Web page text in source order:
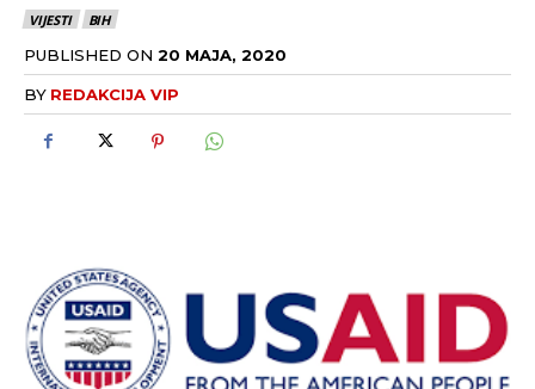
VIJESTI BIH
PUBLISHED ON 20 MAJA, 2020
BY REDAKCIJA VIP